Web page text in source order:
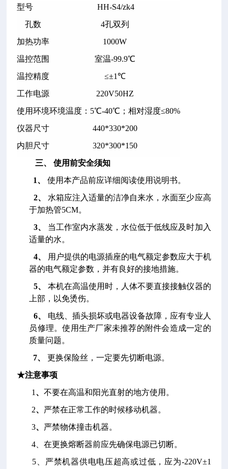
型号
HH-S4/zk4
孔数
4孔双列
加热功率
1000W
温控范围
室温-99.9℃
温控精度
≤±1℃
工作电源
220V50HZ
使用环境环境温度：5℃-40℃；相对湿度≤80%
仪器尺寸
440*330*200
内胆尺寸
320*300*150
三、 使用前安全须知
1、使用本产品前应详细阅读使用说明书。
2、 水箱应注入适量的洁净自来水，水面至少应高
于加热管5CM。
3、 当工作室内水蒸发，水位低于低线应及时加入
适量的水。
4、
用户提供的电源插座的电气额定参数应大于机
器的电气额定参数，并有良好的接地措施。
5、 本机在高温使用时，人体不要直接接触仪器的
上部，以免烫伤。
6、 电线、插头损坏或电器设备故障，应有专业人
员修理。使用生产厂家未推荐的附件会造成一定的
质量问题。
7、更换保险丝，一定要先切断电源。
★注意事项
1 、不要在高温和阳光直射的地方使用。
2、 严禁在正常工作的时候移动机器。
3、 严禁物体撞击机器。
4 、在更换熔断器前应先确保电源已切断。
5 、严禁机器供电电压超高或过低，应为-220V±1